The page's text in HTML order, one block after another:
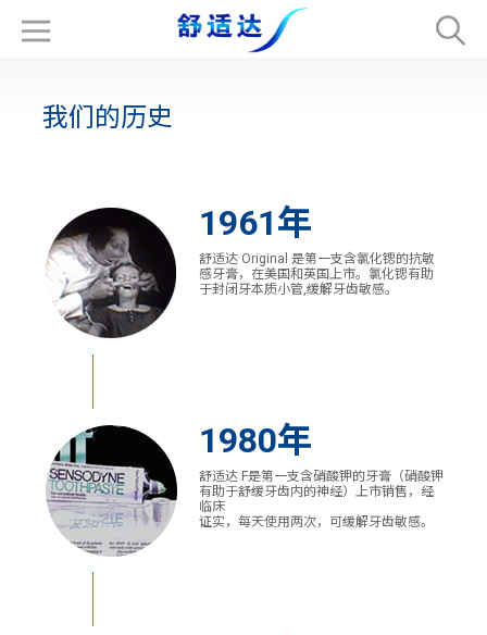
我们的历史
1961年
舒适达 Original 是第一支含氯化锶的抗敏
感牙膏，在美国和英国上市。氯化锶有助
于封闭牙本质小管,缓解牙齿敏感。
1980年
舒适达 F是第一支含硝酸钾的牙膏（硝酸钾
有助于舒缓牙齿内的神经）上市销售，经
临床
证实，每天使用两次，可缓解牙齿敏感。